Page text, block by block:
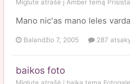
Miglute atrašė į Amber temą
Mano nic'as mano leles
Balandžio 7, 2005 287
baikos foto